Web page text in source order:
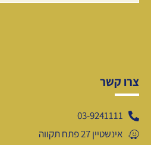
צרו קשר
03-9241111
אינשטיין 27 פתח תקווה